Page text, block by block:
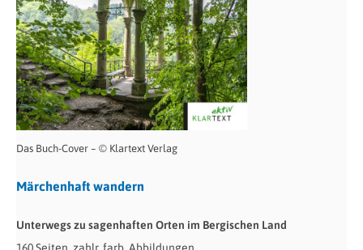
Das Buch-Cover – © Klartext Verlag
Märchenhaft wandern
Unterwegs zu sagenhaften Orten im Bergischen Land